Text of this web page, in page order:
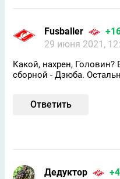
Fusballer
29 июня 2021,
Какой, нахрен,
сборной - Дзюба.
Ответить
Дедуктор